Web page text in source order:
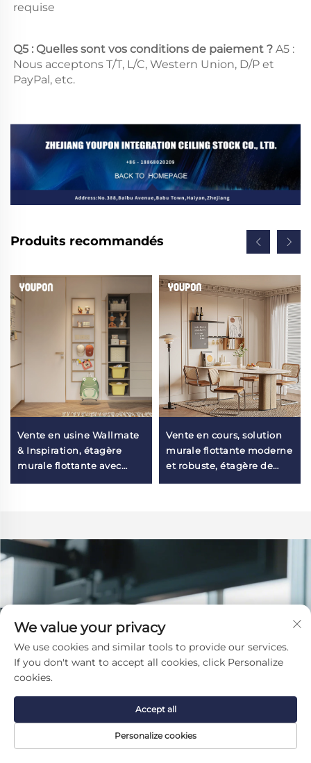
requise
Q5 : Quelles sont vos conditions de paiement ? A5 :
Nous acceptons T/T, L/C, Western Union, D/P et
PayPal, etc.
Produits recommandés
Vente en usine Wallmate
& Inspiration, étagère
murale flottante avec
Vente en cours, solution
murale flottante moderne
et robuste, étagère de
We value your privacy
We use cookies and similar tools to provide our services.
If you don't want to accept all cookies, click Personalize
cookies.
Personalize cookies
Accept all